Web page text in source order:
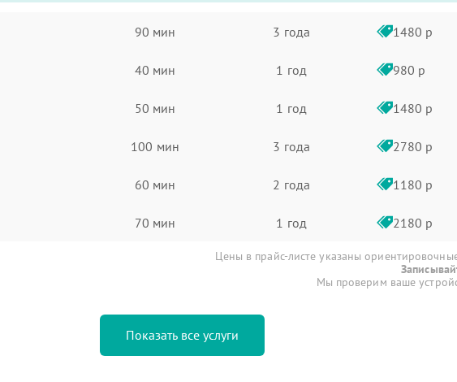
90 мин 3 года 1480 р
40 мин 1 год 980 р
50 мин 1 год 1480 р
100 мин 3 года 2780 р
60 мин 2 года 1180 р
70 мин 1 год 2180 р
Цены в прайс-листе указаны
Мы проверим ваше
Показать все услуги